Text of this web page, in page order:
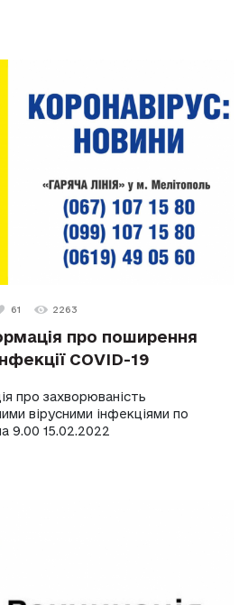
61 2263
про поширення
COVID-19
про захворюваність
вірусними інфекціями по
9.00 15.02.2022